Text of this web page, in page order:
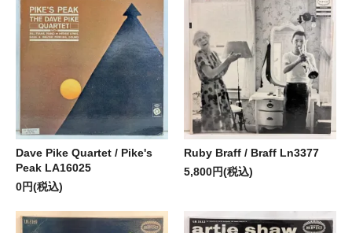
Dave Pike Quartet / Pike's
Peak LA16025
0円(税込)
Ruby Braff / Braff Ln3377
5,800円(税込)